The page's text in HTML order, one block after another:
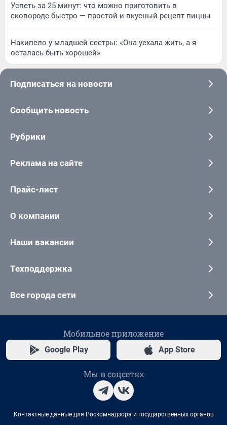
Успеть за 25 минут: что можно приготовить в
сковороде быстро — простой и вкусный рецепт пиццы
Накипело у младшей сестры: «Она уехала жить, а я
осталась быть хорошей»
Подписаться на новости
Сообщить новость
Рубрики
Реклама на сайте
Прайс-лист
О компании
Наши вакансии
Техподдержка
Все города сети
Мобильное приложение
Google Play App Store
Мы в соцсетях
Контактные данные для Роскомнадзора и государственных органов